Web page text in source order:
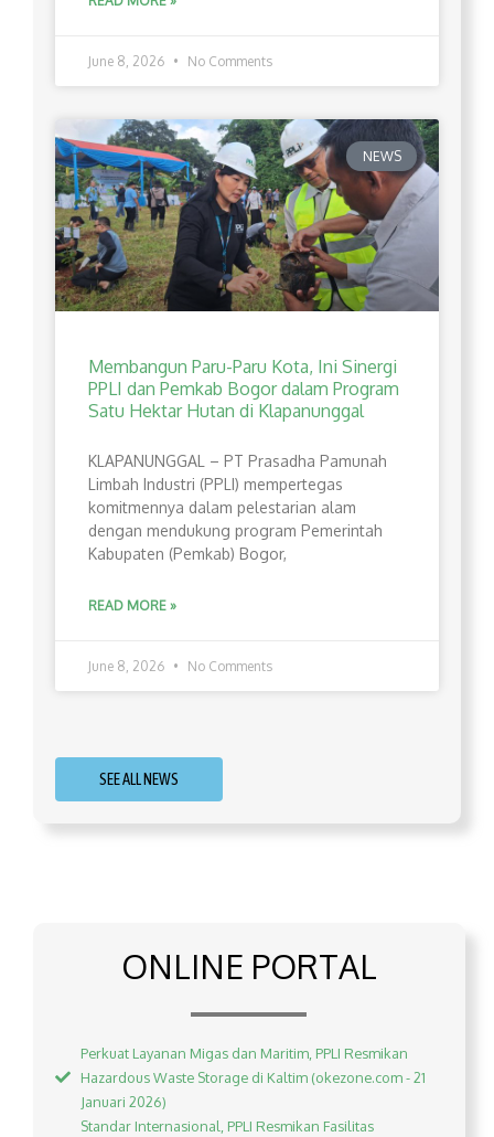
June 8, 2026 No Comments
NEWS
Membangun Paru-Paru Kota, Ini Sinergi
PPLI dan Pemkab Bogor dalam Program
Satu Hektar Hutan di Klapanunggal
​KLAPANUNGGAL – PT Prasadha Pamunah
Limbah Industri (PPLI) mempertegas
komitmennya dalam pelestarian alam
dengan mendukung program Pemerintah
Kabupaten (Pemkab) Bogor,
READ MORE »
June 8, 2026 No Comments
SEE ALL NEWS
ONLINE PORTAL
Perkuat Layanan Migas dan Maritim, PPLI Resmikan
Hazardous Waste Storage di Kaltim (okezone.com - 21
Januari 2026)
Standar Internasional, PPLI Resmikan Fasilitas